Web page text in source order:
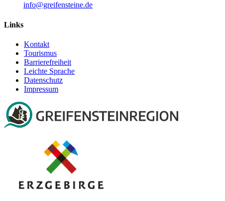
info@greifensteine.de
Links
Kontakt
Tourismus
Barrierefreiheit
Leichte Sprache
Datenschutz
Impressum